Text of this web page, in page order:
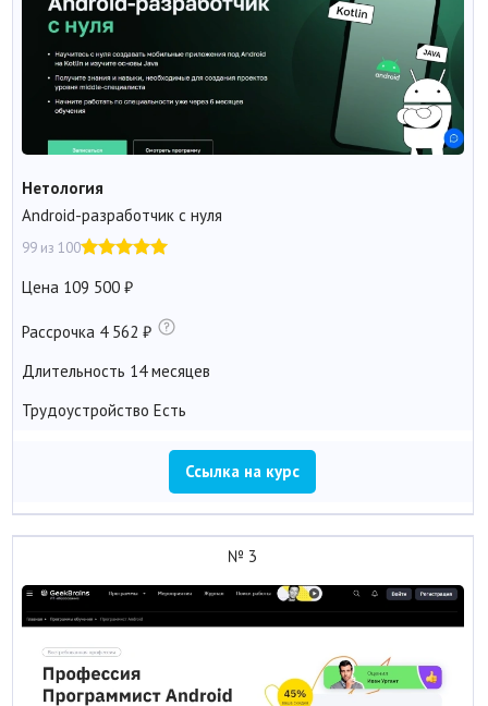
Нетология
Android-разработчик с нуля
99 из 100
Цена 109 500
Рассрочка 4 562
Длительность 14 месяцев
Трудоустройство Есть
Ссылка на курс
№ 3